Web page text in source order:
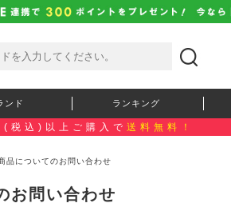
ンド ランキング
込)以上ご購入で 送料無料！
品についてのお問い合わせ
お問い合わせ